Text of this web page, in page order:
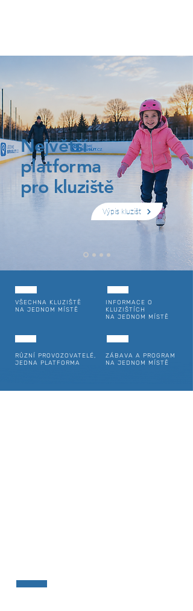
Největší
platforma
pro kluziště
Výpis kluzišť
VŠECHNA KLUZIŠTĚ
NA JEDNOM MÍSTĚ
RŮZNÍ PROVOZOVATELÉ,
JEDNA PLATFORMA
INFORMACE O
KLUZIŠTÍCH
NA JEDNOM MÍSTĚ
ZÁBAVA A PROGRAM
NA JEDNOM MÍSTĚ